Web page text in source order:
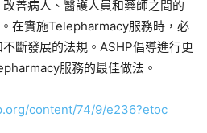
善病人、醫護人員和藥師之間的
在實施Telepharmacy服務時，必
斷發展的法規。ASHP倡導進行更
服務的最佳做法。
content/74/9/e236?etoc